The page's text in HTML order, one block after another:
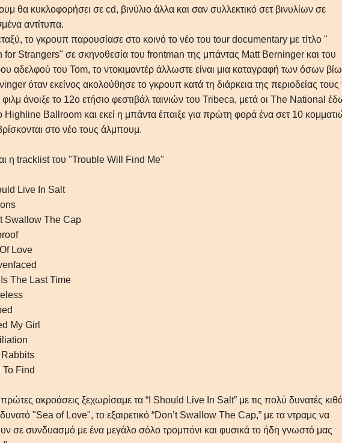
θα κυκλοφορήσει σε cd, βινύλιο άλλα και σαν συλλεκτικό σετ βινυλίων σε
αντίτυπα.
το γκρουπ παρουσίασε στο κοινό το νέο του tour documentary με τίτλο "
for Strangers" σε σκηνοθεσία του frontman της μπάντας Matt Berninger και του
αδελφού του Tom, το ντοκιμαντέρ άλλωστε είναι μια καταγραφή των όσων
όταν εκείνος ακολούθησε το γκρουπ κατά τη διάρκεια της περιοδείας τους
άνοιξε το 12ο ετήσιο φεστιβάλ ταινιών του Tribeca, μετά οι The National
Highline Ballroom και εκεί η μπάντα έπαιξε για πρώτη φορά ένα σετ 10
στο νέο τους άλμπουμ.
η tracklist του "Trouble Will Find Me"
Live In Salt
Swallow The Cap
Love
The Last Time
My Girl
To Find
πρώτες ακροάσεις ξεχωρίσαμε τα “I Should Live In Salt” με τις πολύ δυνατές
"Sea of Love", το εξαιρετικό “Don’t Swallow The Cap,” με τα ντραμς να
σε συνδυασμό με ένα μεγάλο σόλο τρομπόνι και φυσικά το ήδη γνωστό μας